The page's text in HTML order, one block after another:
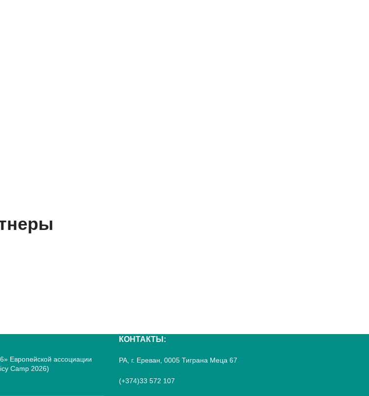
Европейской ассоциации
Camp 2026)
КОНТАКТЫ:
РА, г. Ереван, 0005 Тиграна Меца 67
(+374)33 572 107